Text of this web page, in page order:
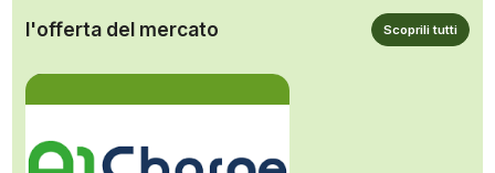
l'offerta del mercato Scoprili tutti